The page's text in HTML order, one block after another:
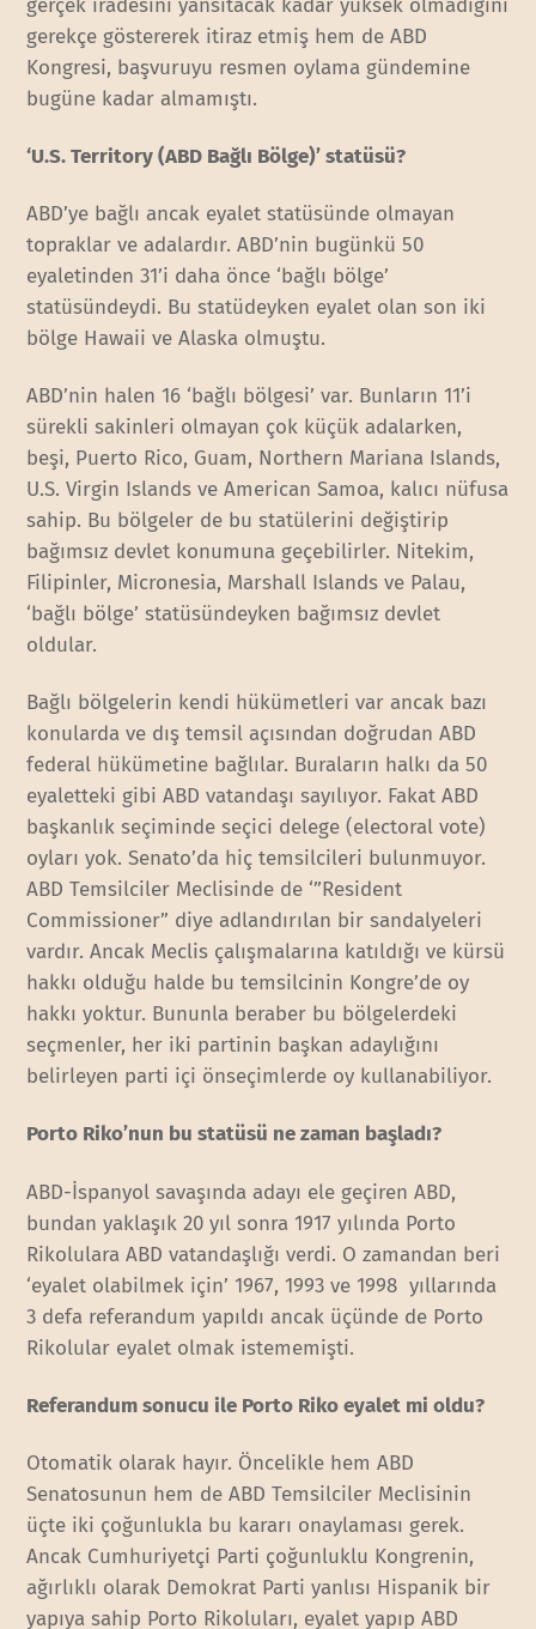
gerçek iradesini yansıtacak kadar yüksek olmadığını
gerekçe göstererek itiraz etmiş hem de ABD
Kongresi, başvuruyu resmen oylama gündemine
bugüne kadar almamıştı.
‘U.S. Territory (ABD Bağlı Bölge)’ statüsü?
ABD’ye bağlı ancak eyalet statüsünde olmayan
topraklar ve adalardır. ABD’nin bugünkü 50
eyaletinden 31’i daha önce ‘bağlı bölge’
statüsündeydi. Bu statüdeyken eyalet olan son iki
bölge Hawaii ve Alaska olmuştu.
ABD’nin halen 16 ‘bağlı bölgesi’ var. Bunların 11’i
sürekli sakinleri olmayan çok küçük adalarken,
beşi, Puerto Rico, Guam, Northern Mariana Islands,
U.S. Virgin Islands ve American Samoa, kalıcı nüfusa
sahip. Bu bölgeler de bu statülerini değiştirip
bağımsız devlet konumuna geçebilirler. Nitekim,
Filipinler, Micronesia, Marshall Islands ve Palau,
‘bağlı bölge’ statüsündeyken bağımsız devlet
oldular.
Bağlı bölgelerin kendi hükümetleri var ancak bazı
konularda ve dış temsil açısından doğrudan ABD
federal hükümetine bağlılar. Buraların halkı da 50
eyaletteki gibi ABD vatandaşı sayılıyor. Fakat ABD
başkanlık seçiminde seçici delege (electoral vote)
oyları yok. Senato’da hiç temsilcileri bulunmuyor.
ABD Temsilciler Meclisinde de ‘”Resident
Commissioner” diye adlandırılan bir sandalyeleri
vardır. Ancak Meclis çalışmalarına katıldığı ve kürsü
hakkı olduğu halde bu temsilcinin Kongre’de oy
hakkı yoktur. Bununla beraber bu bölgelerdeki
seçmenler, her iki partinin başkan adaylığını
belirleyen parti içi önseçimlerde oy kullanabiliyor.
Porto Riko’nun bu statüsü ne zaman başladı?
ABD-İspanyol savaşında adayı ele geçiren ABD,
bundan yaklaşık 20 yıl sonra 1917 yılında Porto
Rikolulara ABD vatandaşlığı verdi. O zamandan beri
‘eyalet olabilmek için’ 1967, 1993 ve 1998 yıllarında
3 defa referandum yapıldı ancak üçünde de Porto
Rikolular eyalet olmak istememişti.
Referandum sonucu ile Porto Riko eyalet mi oldu?
Otomatik olarak hayır. Öncelikle hem ABD
Senatosunun hem de ABD Temsilciler Meclisinin
üçte iki çoğunlukla bu kararı onaylaması gerek.
Ancak Cumhuriyetçi Parti çoğunluklu Kongrenin,
ağırlıklı olarak Demokrat Parti yanlısı Hispanik bir
yapıya sahip Porto Rikoluları, eyalet yapıp ABD